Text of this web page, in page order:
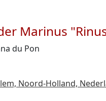
Marinus
du Pon
Noord-Holland,